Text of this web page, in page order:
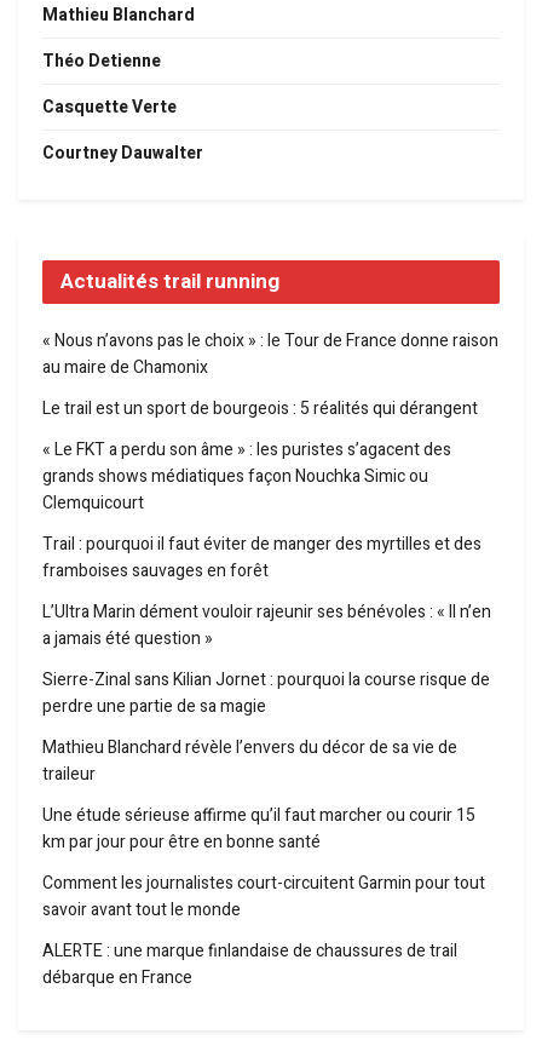
Mathieu Blanchard
Théo Detienne
Casquette Verte
Courtney Dauwalter
Actualités trail running
« Nous n’avons pas le choix » : le Tour de France donne raison
au maire de Chamonix
Le trail est un sport de bourgeois : 5 réalités qui dérangent
« Le FKT a perdu son âme » : les puristes s’agacent des
grands shows médiatiques façon Nouchka Simic ou
Clemquicourt
Trail : pourquoi il faut éviter de manger des myrtilles et des
framboises sauvages en forêt
L’Ultra Marin dément vouloir rajeunir ses bénévoles : « Il n’en
a jamais été question »
Sierre-Zinal sans Kilian Jornet : pourquoi la course risque de
perdre une partie de sa magie
Mathieu Blanchard révèle l’envers du décor de sa vie de
traileur
Une étude sérieuse affirme qu’il faut marcher ou courir 15
km par jour pour être en bonne santé
Comment les journalistes court-circuitent Garmin pour tout
savoir avant tout le monde
ALERTE : une marque finlandaise de chaussures de trail
débarque en France